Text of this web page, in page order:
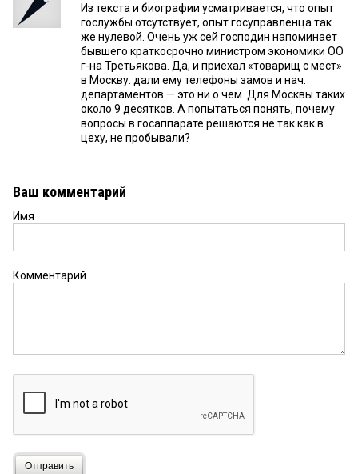
Из текста и биографии усматривается, что опыт
гослужбы отсутствует, опыт госуправленца так
же нулевой. Очень уж сей господин напоминает
бывшего краткосрочно министром экономики ОО
г-на Третьякова. Да, и приехал «товарищ с мест»
в Москву. дали ему телефоны замов и нач.
департаментов — это ни о чем. Для Москвы таких
около 9 десятков. А попытаться понять, почему
вопросы в госаппарате решаются не так как в
цеху, не пробывали?
Ваш комментарий
Имя
Комментарий
Отправить